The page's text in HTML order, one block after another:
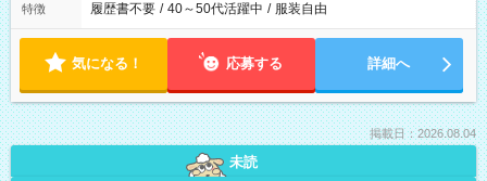
特徴 履歴書不要 / 40～50代活躍中 / 服装自由
気になる！ 応募する 詳細へ
掲載日：2026.08.04
未読